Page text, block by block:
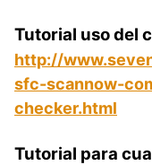
Tutorial uso del
http://
sfc-scannow-
checker.html
Tutorial para